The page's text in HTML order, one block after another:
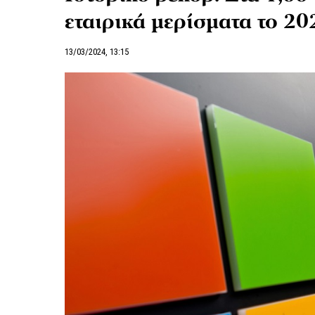
εταιρικά μερίσματα το
13/03/2024, 13:15